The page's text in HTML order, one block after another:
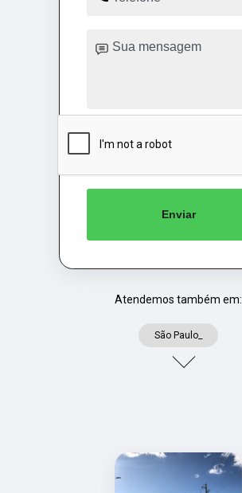
Enviar
Atendemos também em:
São Paulo_